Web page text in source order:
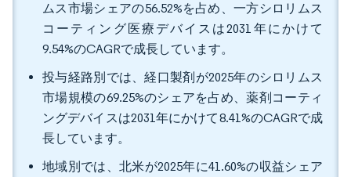
ムス市場シェアの56.52%を占め、一方シロリムス
コーティング医療デバイスは2031年にかけて
9.54%のCAGRで成長しています。
投与経路別では、経口製剤が2025年のシロリムス
市場規模の69.25%のシェアを占め、薬剤コーティ
ングデバイスは2031年にかけて8.41%のCAGRで成
長しています。
地域別では、北米が2025年に41.60%の収益シェア